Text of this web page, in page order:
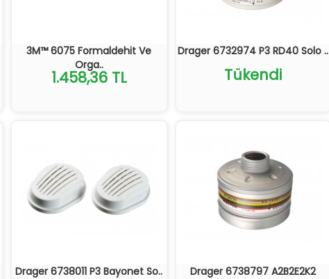
3M™ 6075 Formaldehit Ve
Orga..
1.458,36 TL
Drager 6732974 P3 RD40 Solo ..
Tükendi
Drager 6738011 P3 Bayonet So..
Drager 6738797 A2B2E2K2